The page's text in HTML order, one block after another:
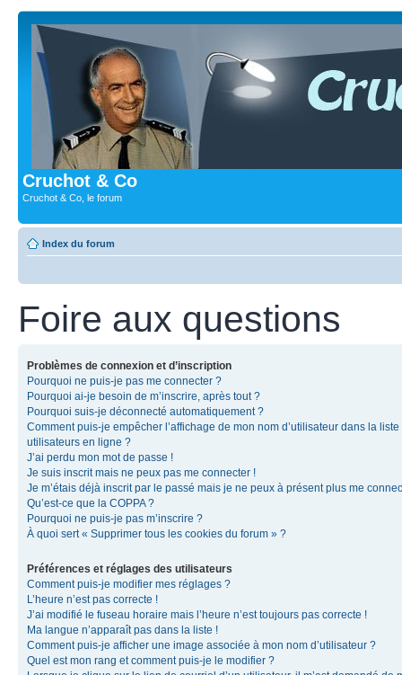
Cruchot & Co
Cruchot & Co, le forum
Index du forum
Foire aux questions
Problèmes de connexion et d’inscription
Pourquoi ne puis-je pas me connecter ?
Pourquoi ai-je besoin de m’inscrire, après tout ?
Pourquoi suis-je déconnecté automatiquement ?
Comment puis-je empêcher l’affichage de mon nom d’utilisateur dans la liste
utilisateurs en ligne ?
J’ai perdu mon mot de passe !
Je suis inscrit mais ne peux pas me connecter !
Je m’étais déjà inscrit par le passé mais je ne peux à présent plus me
Qu’est-ce que la COPPA ?
Pourquoi ne puis-je pas m’inscrire ?
À quoi sert « Supprimer tous les cookies du forum » ?
Préférences et réglages des utilisateurs
Comment puis-je modifier mes réglages ?
L’heure n’est pas correcte !
J’ai modifié le fuseau horaire mais l’heure n’est toujours pas correcte !
Ma langue n’apparaît pas dans la liste !
Comment puis-je afficher une image associée à mon nom d’utilisateur ?
Quel est mon rang et comment puis-je le modifier ?